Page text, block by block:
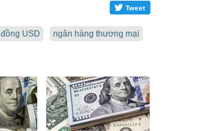
Tweet
đồng USD ngân hàng thương mại